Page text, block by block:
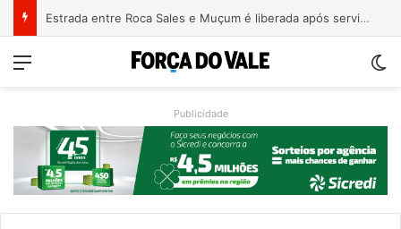
Patrimônio de Paulo Pimenta salta de R$ 192 mil para R$ 1,87 milhão em 4 anos
Menu
Publicidade